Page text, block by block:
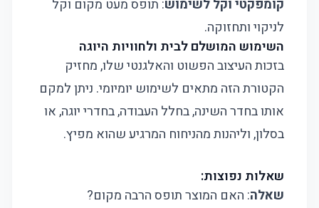
קומפקטי וקל לשימוש: תופס מעט מקום וקל
לניקוי ותחזוקה.
השימוש המושלם לבית ולחוויות היוגה
בזכות העיצוב הפשוט והאלגנטי שלו, מחזיק
הקטורת הזה מתאים לשימוש יומיומי. ניתן למקם
אותו בחדר השינה, בחלל העבודה, בחדרי יוגה, או
בסלון, וליהנות מהניחוח המרגיע שהוא מפיץ.
שאלות נפוצות:
שאלה: האם המוצר תופס הרבה מקום?